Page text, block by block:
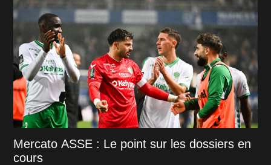
Mercato ASSE : Le point sur les dossiers en
cours